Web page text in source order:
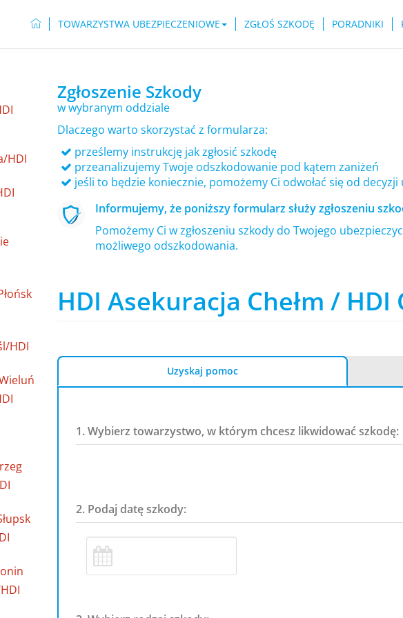
TOWARZYSTWA UBEZPIECZENIOWE ZGŁOŚ SZKODĘ PORADNIKI
HDI
HDI
Zgłoszenie Szkody
w wybranym oddziale
Dlaczego warto skorzystać z formularza:
prześlemy instrukcję jak zgłosić szkodę
przeanalizujemy Twoje odszkodowanie pod kątem zaniżeń
jeśli to będzie koniecznie, pomożemy Ci odwołać się od decyzji
Informujemy, że poniższy formularz służy zgłoszeniu
Pomożemy Ci w zgłoszeniu szkody do Twojego
możliwego odszkodowania.
HDI Asekuracja Chełm / HDI
Uzyskaj pomoc
1. Wybierz towarzystwo, w którym chcesz likwidować szkodę:
2. Podaj datę szkody: